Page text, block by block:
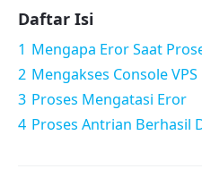
Daftar Isi
1 Mengapa Eror Saat
2 Mengakses Console VPS
3 Proses Mengatasi Eror
4 Proses Antrian Berhasil